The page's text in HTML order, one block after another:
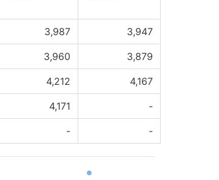
3,987 3,947
3,960 3,879
4,212 4,167
4,171 -
- -